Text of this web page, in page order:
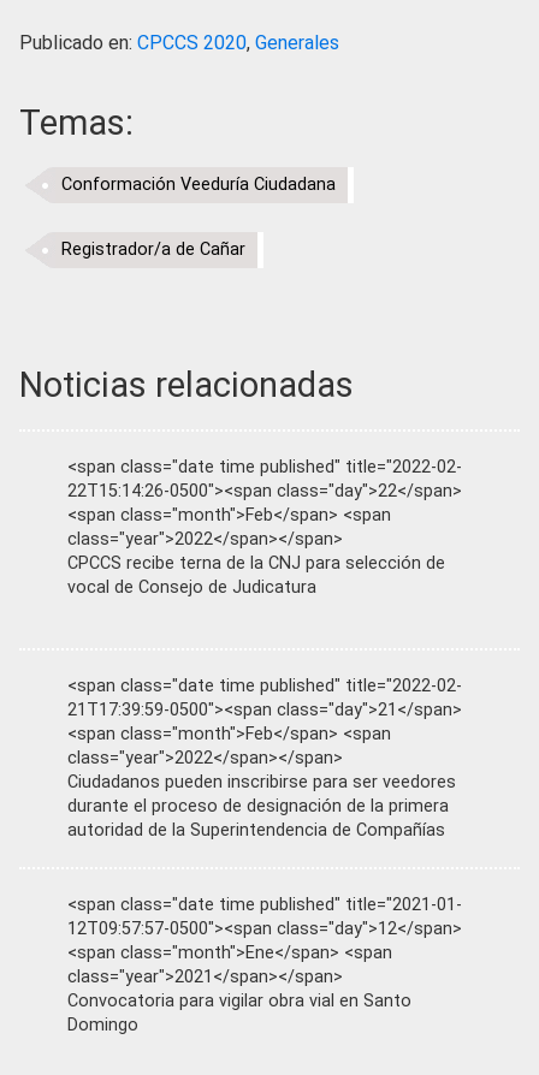
Publicado en: CPCCS 2020, Generales
Temas:
Conformación Veeduría Ciudadana
Registrador/a de Cañar
Noticias relacionadas
<span class="date time published" title="2022-02-
22T15:14:26-0500"><span class="day">22</span>
<span class="month">Feb</span> <span
class="year">2022</span></span>
CPCCS recibe terna de la CNJ para selección de
vocal de Consejo de Judicatura
<span class="date time published" title="2022-02-
21T17:39:59-0500"><span class="day">21</span>
<span class="month">Feb</span> <span
class="year">2022</span></span>
Ciudadanos pueden inscribirse para ser veedores
durante el proceso de designación de la primera
autoridad de la Superintendencia de Compañías
<span class="date time published" title="2021-01-
12T09:57:57-0500"><span class="day">12</span>
<span class="month">Ene</span> <span
class="year">2021</span></span>
Convocatoria para vigilar obra vial en Santo
Domingo